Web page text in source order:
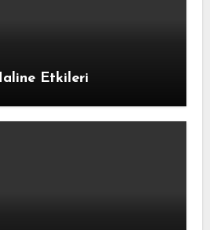
Etkileri